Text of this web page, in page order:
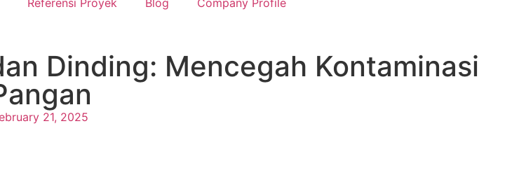
Referensi Proyek Blog Company Profile
Dinding: Mencegah Kontaminasi
21, 2025